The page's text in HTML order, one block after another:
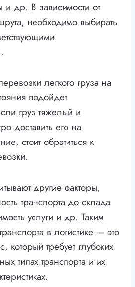
и др. В зависимости от
необходимо выбирать
легкого груза на
подойдет
груз тяжелый и
доставить его на
стоит обратиться к
другие факторы,
транспорта до склада
услуги и др. Таким
в логистике — это
требует глубоких
типах транспорта и их